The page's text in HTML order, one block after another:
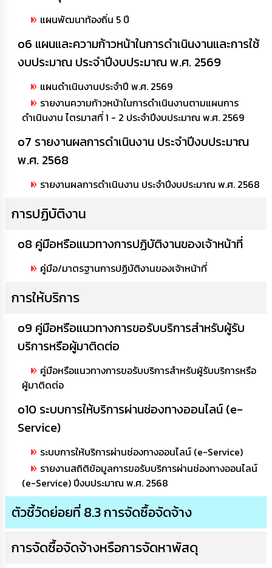
ข้อมูล
การ
ติดต่อ
แผนพัฒนาท้องถิ่น 5 ปี
o6 แผนและความก้าวหน้าในการดำเนินงานและการใช้
งบประมาณ ประจำปีงบประมาณ พ.ศ. 2569
แผนดำเนินงานประจำปี พ.ศ. 2569
รายงานความก้าวหน้าในการดำเนินงานตามแผนการ
ดำเนินงาน ไตรมาสที่ 1 - 2 ประจำปีงบประมาณ พ.ศ. 2569
o7 รายงานผลการดำเนินงาน ประจำปีงบประมาณ
พ.ศ. 2568
รายงานผลการดำเนินงาน ประจำปีงบประมาณ พ.ศ. 2568
การปฏิบัติงาน
o8 คู่มือหรือแนวทางการปฏิบัติงานของเจ้าหน้าที่
คู่มือ/มาตรฐานการปฏิบัติงานของเจ้าหน้าที่
การให้บริการ
o9 คู่มือหรือแนวทางการขอรับบริการสำหรับผู้รับ
บริการหรือผู้มาติดต่อ
คู่มือหรือแนวทางการขอรับบริการสำหรับผู้รับบริการหรือ
ผู้มาติดต่อ
o10 ระบบการให้บริการผ่านช่องทางออนไลน์ (e-
Service)
ระบบการให้บริการผ่านช่องทางออนไลน์ (e-Service)
รายงานสถิติข้อมูลการขอรับบริการผ่านช่องทางออนไลน์
(e-Service) ปีงบประมาณ พ.ศ. 2568
ตัวชี้วัดย่อยที่ 8.3 การจัดซื้อจัดจ้าง
การจัดซื้อจัดจ้างหรือการจัดหาพัสดุ